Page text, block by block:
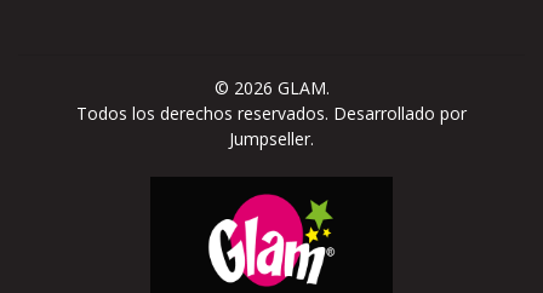
© 2026 GLAM.
Todos los derechos reservados. Desarrollado por
Jumpseller.